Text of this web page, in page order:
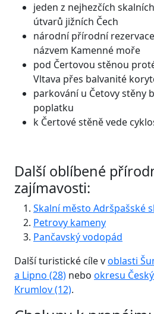
jeden z nejhezčích skalních
útvarů jižních Čech
národní přírodní
názvem Kamenné moře
pod Čertovou stěnou
Vltava přes balvanité
parkování u Četovy stěny
poplatku
k Čertové stěně vede
Další oblíbené
zajímavosti:
Skalní město Adršpašské
Petrovy kameny
Pančavský vodopád
Další turistické cíle voblasti
a Lipno (28) nebo okresu Český
Krumlov (12).